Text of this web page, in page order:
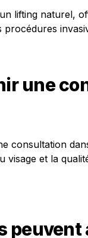
lifting naturel,
procédures
une
consultation
visage et la
peuvent